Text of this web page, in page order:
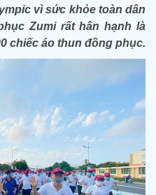
vì sức khỏe toàn dân
Zumi rất hân hạnh là
chiếc áo thun đồng phục.